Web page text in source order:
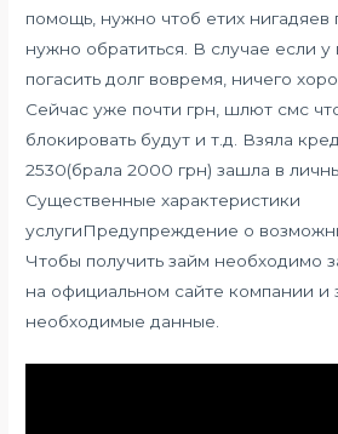
помощь, нужно чтоб етих нигадяев
нужно обратиться. В случае если у
погасить долг вовремя, ничего
Сейчас уже почти грн, шлют смс
блокировать будут и т.д. Взяла
2530(брала 2000 грн) зашла в
Существенные характеристики
услугиПредупреждение о
Чтобы получить займ необходимо
на официальном сайте компании и
необходимые данные.